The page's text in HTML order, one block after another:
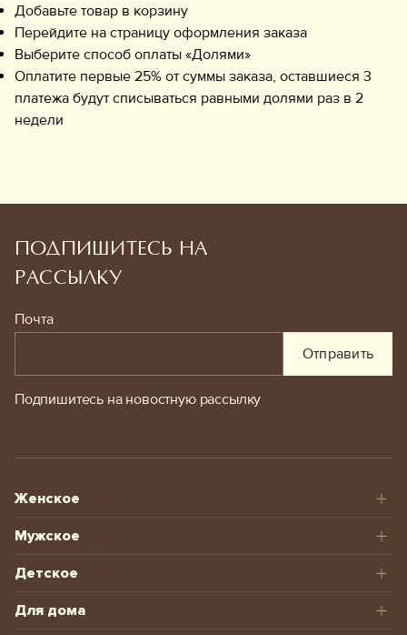
Добавьте товар в корзину
Перейдите на страницу оформления заказа
Выберите способ оплаты «Долями»
Оплатите первые 25% от суммы заказа, оставшиеся 3
платежа будут списываться равными долями раз в 2
недели
ПОДПИШИТЕСЬ НА
РАССЫЛКУ
Почта
Отправить
Подпишитесь на новостную рассылку
Женское
Мужское
Детское
Для дома